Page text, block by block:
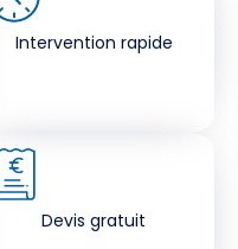
Intervention rapide
Devis gratuit